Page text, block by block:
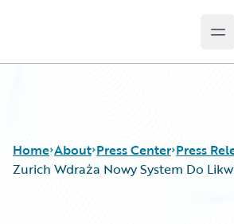
Home About Press Center Press
Zurich Wdraża Nowy System Do